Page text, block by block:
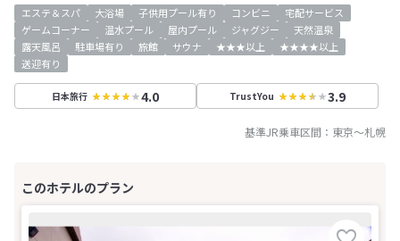
エステ＆スパ 大浴場 子供用プール有り コンビニ
宅配サービス
ゲームコーナー
温水プール 屋内プール ジャグジー
天然温泉
露天風呂
駐車場有り 旅館 サウナ ★★★以上
★★★★以上
送迎有り
日本旅行 4.0 TrustYou 3.9
基準JR乗車区間： 東京～札幌